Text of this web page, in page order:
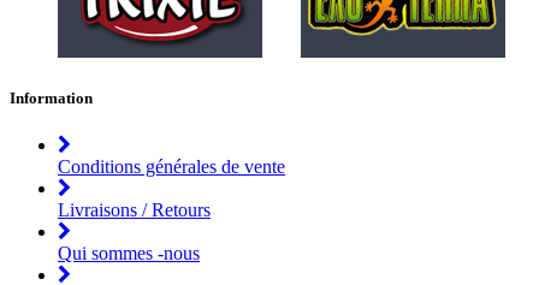
Information
Conditions générales de vente
Livraisons / Retours
Qui sommes -nous